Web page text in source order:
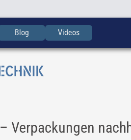
Blog Videos
Verpackungen